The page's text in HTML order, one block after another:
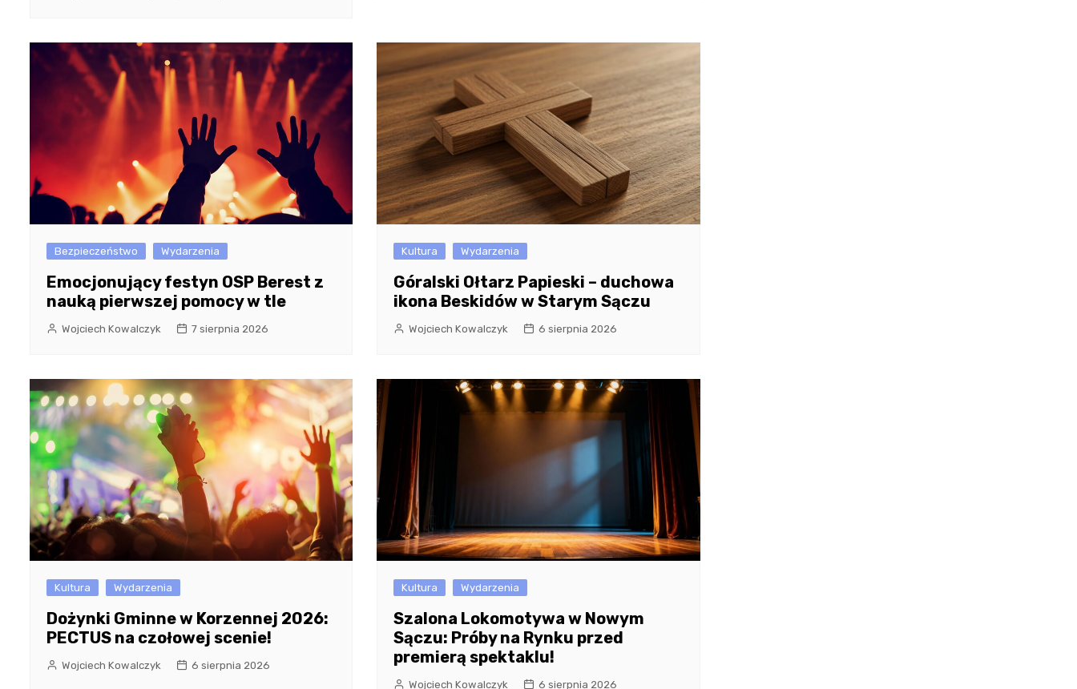
Bezpieczeństwo Wydarzenia
Emocjonujący festyn OSP Berest z
nauką pierwszej pomocy w tle
Wojciech Kowalczyk 7 sierpnia 2026
Kultura Wydarzenia
Góralski Ołtarz Papieski – duchowa
ikona Beskidów w Starym Sączu
Wojciech Kowalczyk 6 sierpnia 2026
Kultura Wydarzenia
Dożynki Gminne w Korzennej 2026:
PECTUS na czołowej scenie!
Wojciech Kowalczyk 6 sierpnia 2026
Kultura Wydarzenia
Szalona Lokomotywa w Nowym
Sączu: Próby na Rynku przed
premierą spektaklu!
Wojciech Kowalczyk 6 sierpnia 2026